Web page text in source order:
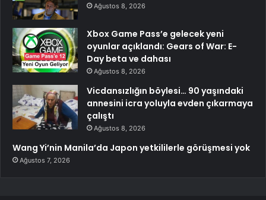
Ağustos 8, 2026
Xbox Game Pass’e gelecek yeni
oyunlar açıklandı: Gears of War: E-
Day beta ve dahası
Ağustos 8, 2026
Vicdansızlığın böylesi… 90 yaşındaki
annesini icra yoluyla evden çıkarmaya
çalıştı
Ağustos 8, 2026
Wang Yi’nin Manila’da Japon yetkililerle görüşmesi yok
Ağustos 7, 2026